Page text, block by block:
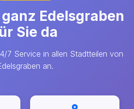
Edelsgraben
Sie da
7 Service in allen Stadtteilen von
an.